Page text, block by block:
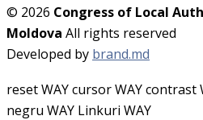
© 2026 Congress of Local
Moldova All rights reserved
Developed by brand.md
reset WAYcursor WAYcontrast
negru WAY Linkuri WAY